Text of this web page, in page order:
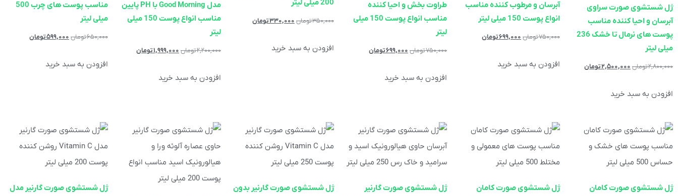
ژل شستشوی صورت سراوی
آبرسان و احیا کننده مناسب
پوست های نرمال تا خشک 236
میلی لیتر
۲,۸۰۰,۰۰۰تومان۲,۵۰۰,۰۰۰تومان
افزودن به سبد خرید
آبرسان و مرطوب کننده مناسب
انواع پوست 150 میلی لیتر
۷۵۰,۰۰۰تومان۶۹۹,۰۰۰تومان
افزودن به سبد خرید
طراوت بخش و احیا کننده
مناسب انواع پوست 150 میلی
لیتر
۷۵۰,۰۰۰تومان۶۹۹,۰۰۰تومان
افزودن به سبد خرید
200 میلی لیتر
۳۵۰,۰۰۰تومان۳۳۰,۰۰۰تومان
افزودن به سبد خرید
مدل Good Morning با PH پايين
مناسب انواع پوست 150 ميلی
لیتر
۲,۲۰۰,۰۰۰تومان۱,۹۹۹,۰۰۰تومان
افزودن به سبد خرید
مناسب پوست های چرب 500
میلی لیتر
۶۵۰,۰۰۰تومان۵۹۹,۰۰۰تومان
افزودن به سبد خرید
ژل شستشوی صورت کامان
ژل شستشوی صورت کامان
ژل شستشوی صورت گارنیر
ژل شستشوی صورت گارنیر بدون
ژل شستشوی صورت گارنیر مدل